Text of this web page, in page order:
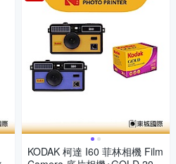
KODAK 柯達 I60 菲林相機 Film